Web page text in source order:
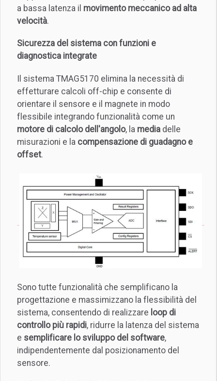
a bassa latenza il movimento meccanico ad alta
velocità.
Sicurezza del sistema con funzioni e
diagnostica integrate
Il sistema TMAG5170 elimina la necessità di
effetturare calcoli off-chip e consente di
orientare il sensore e il magnete in modo
flessibile integrando funzionalità come un
motore di calcolo dell'angolo, la media delle
misurazioni e la compensazione di guadagno e
offset.
Sono tutte funzionalità che semplificano la
progettazione e massimizzano la flessibilità del
sistema, consentendo di realizzare loop di
controllo più rapidi, ridurre la latenza del sistema
e semplificare lo sviluppo del software,
indipendentemente dal posizionamento del
sensore.